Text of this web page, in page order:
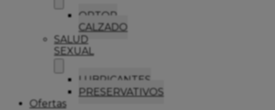
ORTOP
CALZADO
SALUD
SEXUAL
LUBRICANTES
PRESERVATIVOS
Ofertas